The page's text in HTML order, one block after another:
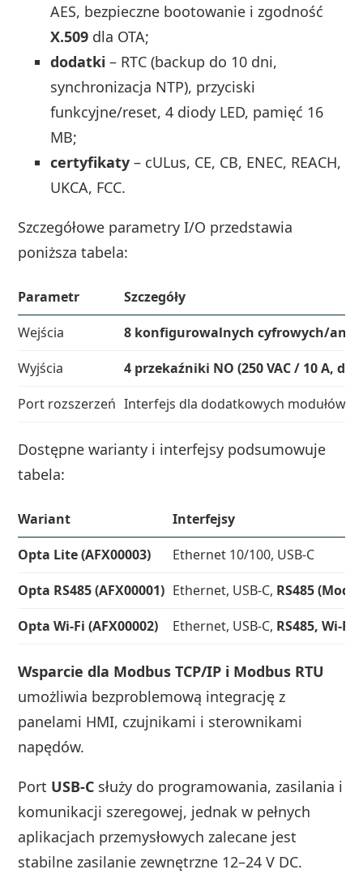
AES, bezpieczne bootowanie i zgodność
X.509 dla OTA;
dodatki – RTC (backup do 10 dni,
synchronizacja NTP), przyciski
funkcyjne/reset, 4 diody LED, pamięć 16
MB;
certyfikaty – cULus, CE, CB, ENEC, REACH,
UKCA, FCC.
Szczegółowe parametry I/O przedstawia
poniższa tabela:
Parametr
Szczegóły
Wejścia
8 konfigurowalnych cyfrowych/
Wyjścia
4 przekaźniki NO (250 VAC / 10 A, do
Port rozszerzeń Interfejs dla dodatkowych modułów I/
Dostępne warianty i interfejsy podsumowuje
tabela:
Wariant
Interfejsy
Opta Lite (AFX00003)
Ethernet 10/100, USB‑C
Opta RS485 (AFX00001) Ethernet, USB‑C, RS485
Opta Wi‑Fi (AFX00002)
Ethernet, USB‑C, RS485,
Wsparcie dla Modbus TCP/IP i Modbus RTU
umożliwia bezproblemową integrację z
panelami HMI, czujnikami i sterownikami
napędów.
Port USB‑C służy do programowania, zasilania i
komunikacji szeregowej, jednak w pełnych
aplikacjach przemysłowych zalecane jest
stabilne zasilanie zewnętrzne 12–24 V DC.